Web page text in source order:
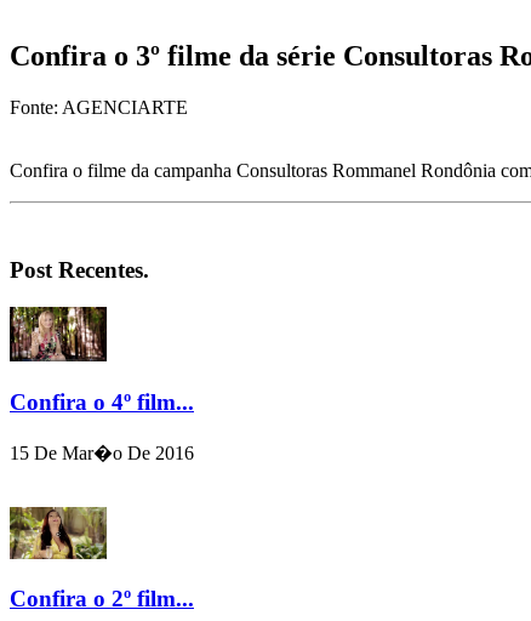
Confira o 3º filme da série Consultoras
Fonte: AGENCIARTE
Confira o filme da campanha Consultoras Rommanel Rondônia
Post Recentes.
Confira o 4º film...
15 De Mar�o De 2016
Confira o 2º film...